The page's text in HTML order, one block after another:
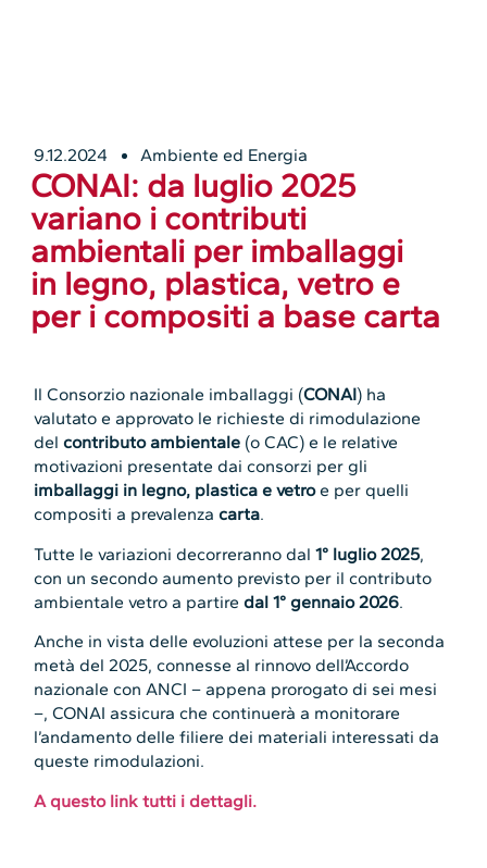
9.12.2024 Ambiente ed Energia
CONAI: da luglio 2025
variano i contributi
ambientali per imballaggi
in legno, plastica, vetro e
per i compositi a base carta
Il Consorzio nazionale imballaggi (CONAI) ha
valutato e approvato le richieste di rimodulazione
delcontributo ambientale (o CAC) e le relative
motivazioni presentate dai consorzi per gli
imballaggi in legno, plastica e vetroe per quelli
compositi a prevalenza carta.
Tutte le variazioni decorreranno dal1° luglio 2025,
con un secondo aumento previsto per il contributo
ambientale vetro a partiredal 1° gennaio 2026.
Anche in vista delle evoluzioni attese per la seconda
metà del 2025, connesse al rinnovo dell’Accordo
nazionale con ANCI – appena prorogato di sei mesi
–, CONAI assicura che continuerà a monitorare
l’andamento delle filiere dei materiali interessati da
queste rimodulazioni.
A questo link tutti i dettagli.